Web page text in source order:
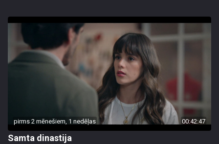
pirms 2 mēnešiem, 1 nedēļas 00:42:47
Samta dinastija